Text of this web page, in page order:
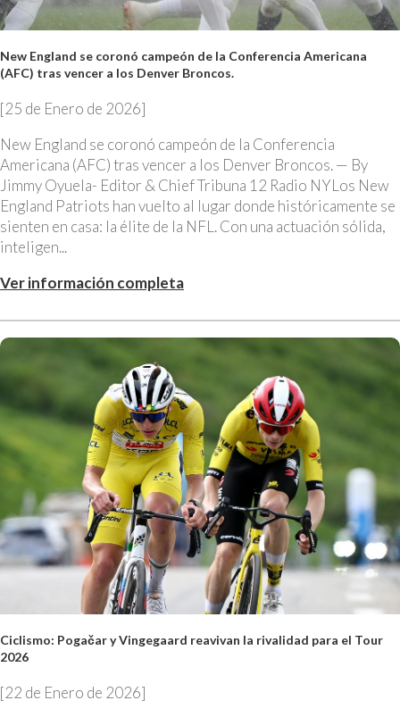
New England se coronó campeón de la Conferencia Americana
(AFC) tras vencer a los Denver Broncos.
[25 de Enero de 2026]
New England se coronó campeón de la Conferencia
Americana (AFC) tras vencer a los Denver Broncos. — By
Jimmy Oyuela- Editor & Chief Tribuna 12 Radio NYLos New
England Patriots han vuelto al lugar donde históricamente se
sienten en casa: la élite de la NFL. Con una actuación sólida,
inteligen...
Ver información completa
Ciclismo: Pogačar y Vingegaard reavivan la rivalidad para el Tour
2026
[22 de Enero de 2026]